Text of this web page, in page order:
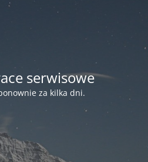
serwisowe
za kilka dni.